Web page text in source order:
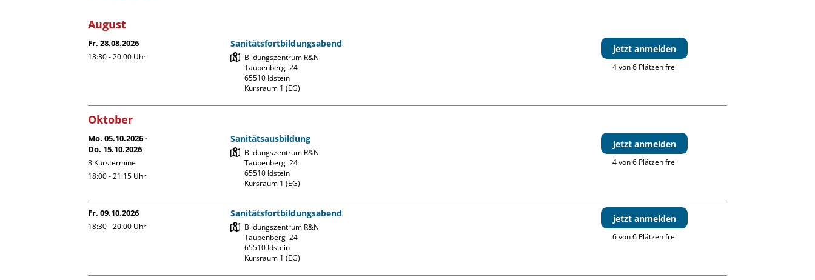
August
Fr. 28.08.2026
18:30 - 20:00 Uhr
Sanitätsfortbildungsabend
Bildungszentrum R&N
Taubenberg  24
65510 Idstein
Kursraum 1 (EG)
jetzt anmelden
4 von 6 Plätzen frei
Oktober
Mo. 05.10.2026 -
Do. 15.10.2026
8 Kurstermine
18:00 - 21:15 Uhr
Sanitätsausbildung
Bildungszentrum R&N
Taubenberg  24
65510 Idstein
Kursraum 1 (EG)
jetzt anmelden
4 von 6 Plätzen frei
Fr. 09.10.2026
18:30 - 20:00 Uhr
Sanitätsfortbildungsabend
Bildungszentrum R&N
Taubenberg  24
65510 Idstein
Kursraum 1 (EG)
jetzt anmelden
6 von 6 Plätzen frei